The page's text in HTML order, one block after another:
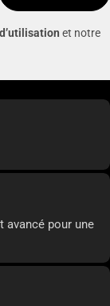
et notre
avancé pour une